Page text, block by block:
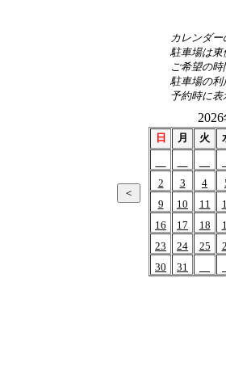
カレンダ
駐車場は東
ご希望の
駐車場の利
予約時に
日 月 火
2
3 4
9
10 11
16
17 18
23
24 25
30
31